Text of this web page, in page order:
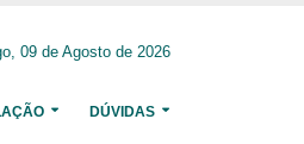
09 de Agosto de 2026
DÚVIDAS